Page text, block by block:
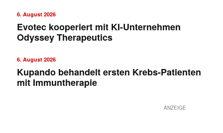
6. August 2026
Evotec kooperiert mit KI-Unternehmen
Odyssey Therapeutics
6. August 2026
Kupando behandelt ersten Krebs-Patienten
mit Immuntherapie
ANZEIGE